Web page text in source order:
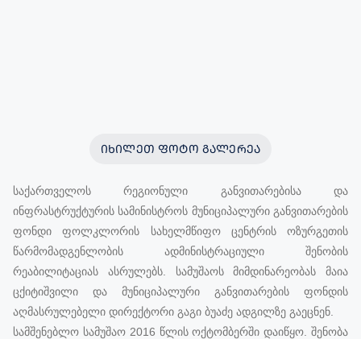
ᲘᲮᲘᲚᲔᲗ ᲤᲝᲢᲝ ᲒᲐᲚᲔᲠᲔᲐ
საქართველოს რეგიონული განვითარებისა და
ინფრასტრუქტურის სამინისტროს მუნიციპალური განვითარების
ფონდი ფოლკლორის სახელმწიფო ცენტრის ოზურგეთის
წარმომადგენლობის ადმინისტრაციული შენობის
რეაბილიტაციას ასრულებს. სამუშაოს მიმდინარეობას მაია
ცქიტიშვილი და მუნიციპალური განვითარების ფონდის
აღმასრულებელი დირექტორი გაგი ბუაძე ადგილზე გაეცნენ.
სამშენებლო სამუშაო 2016 წლის ოქტომბერში დაიწყო. შენობა